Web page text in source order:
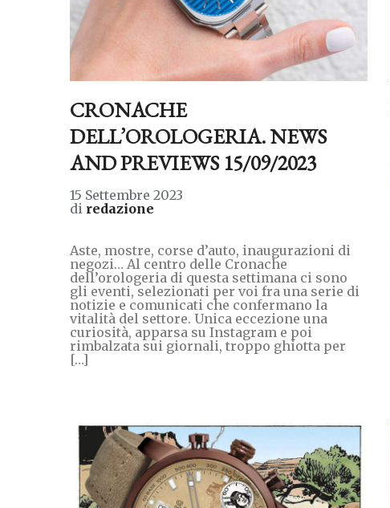
CRONACHE
DELL’OROLOGERIA. NEWS
AND PREVIEWS 15/09/2023
15 Settembre 2023
di redazione
Aste, mostre, corse d’auto, inaugurazioni di
negozi… Al centro delle Cronache
dell’orologeria di questa settimana ci sono
gli eventi, selezionati per voi fra una serie di
notizie e comunicati che confermano la
vitalità del settore. Unica eccezione una
curiosità, apparsa su Instagram e poi
rimbalzata sui giornali, troppo ghiotta per
[…]